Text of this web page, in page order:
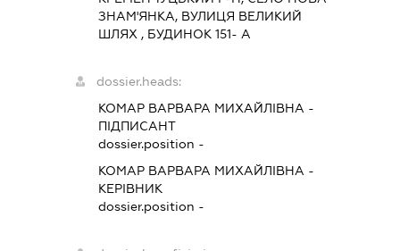
ЗНАМ'ЯНКА, ВУЛИЦЯ ВЕЛИКИЙ
ШЛЯХ , БУДИНОК 151- А
dossier.heads:
КОМАР ВАРВАРА МИХАЙЛІВНА -
ПІДПИСАНТ
dossier.position -
КОМАР ВАРВАРА МИХАЙЛІВНА -
КЕРІВНИК
dossier.position -